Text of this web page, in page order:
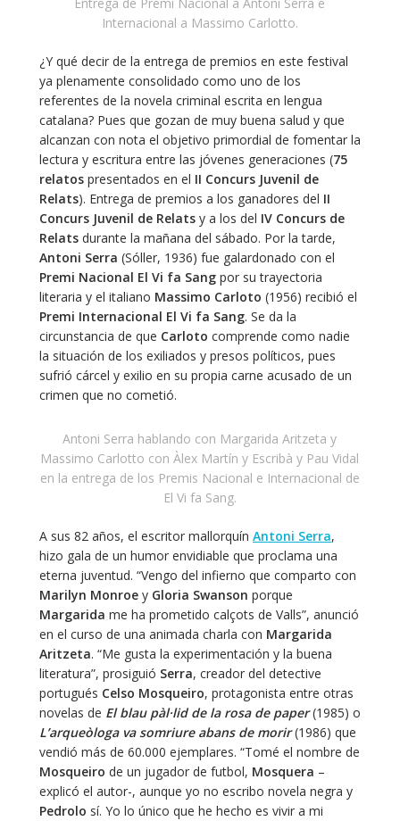
Internacional a Massimo Carlotto.
¿Y qué decir de la entrega de premios en este festival
ya plenamente consolidado como uno de los
referentes de la novela criminal escrita en lengua
catalana? Pues que gozan de muy buena salud y que
alcanzan con nota el objetivo primordial de fomentar la
lectura y escritura entre las jóvenes generaciones (75
relatospresentados en el II Concurs Juvenil de
Relats). Entrega de premios a los ganadores del II
Concurs Juvenil de Relatsy a los del IV Concurs de
Relatsdurante la mañana del sábado. Por la tarde,
Antoni Serra (Sóller, 1936) fue galardonado con el
Premi Nacional El Vi fa Sangpor su trayectoria
literaria y el italiano Massimo Carloto (1956) recibió el
Premi Internacional El Vi fa Sang. Se da la
circunstancia de que Carloto comprende como nadie
la situación de los exiliados y presos políticos, pues
sufrió cárcel y exilio en su propia carne acusado de un
crimen que no cometió.
Antoni Serra hablando con Margarida Aritzeta y
Massimo Carlotto con Àlex Martín y Escribà y Pau Vidal
en la entrega de los Premis Nacional e Internacional de
El Vi fa Sang.
A sus 82 años, el escritor mallorquín Antoni Serra,
hizo gala de un humor envidiable que proclama una
eterna juventud. “Vengo del infierno que comparto con
Marilyn Monroey Gloria Swanson porque
Margarida me ha prometido calçots de Valls”, anunció
en el curso de una animada charla con Margarida
Aritzeta. “Me gusta la experimentación y la buena
literatura”, prosiguió Serra, creador del detective
portugués Celso Mosqueiro, protagonista entre otras
novelas de El blau pàl·lid de la rosa de paper(1985) o
L’arqueòloga va somriure abans de morir(1986) que
vendió más de 60.000 ejemplares. “Tomé el nombre de
Mosqueiro de un jugador de futbol, Mosquera –
explicó el autor-, aunque yo no escribo novela negra y
Pedrolo sí. Yo lo único que he hecho es vivir a mi